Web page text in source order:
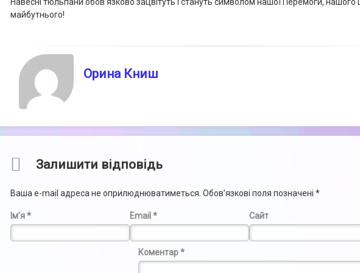
майбутнього!
Орина Книш
Comments
Залишити відповідь
Ваша e-mail адреса не оприлюднюватиметься. Обов’язкові поля позначені*
Ім'я* Email * Сайт
Коментар*